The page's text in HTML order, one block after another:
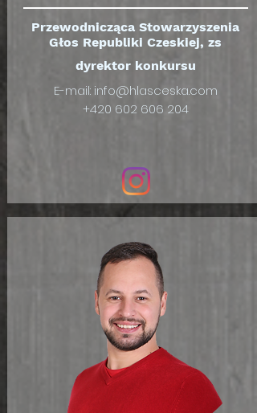
Przewodnicząca Stowarzyszenia
Głos Republiki Czeskiej, zs
dyrektor konkursu
E-mail: info@hlasceska.com
+420 602 606 204